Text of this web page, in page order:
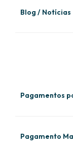
Blog / Notícias
Pagamentos
Pagamento